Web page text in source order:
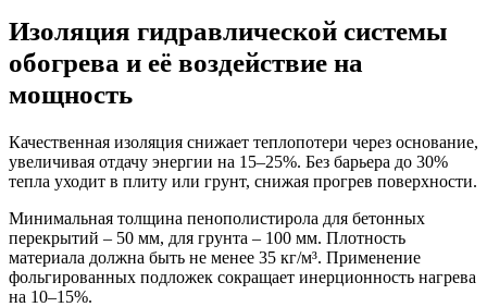
Изоляция гидравлической системы
обогрева и её воздействие на
мощность
Качественная изоляция снижает теплопотери через основание,
увеличивая отдачу энергии на 15–25%. Без барьера до 30%
тепла уходит в плиту или грунт, снижая прогрев поверхности.
Минимальная толщина пенополистирола для бетонных
перекрытий – 50 мм, для грунта – 100 мм. Плотность
материала должна быть не менее 35 кг/м³. Применение
фольгированных подложек сокращает инерционность нагрева
на 10–15%.